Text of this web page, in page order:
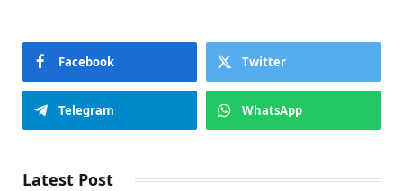
Facebook Twitter
Telegram WhatsApp
Latest Post